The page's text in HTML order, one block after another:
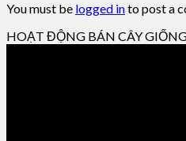
You must be logged into post a
HOẠT ĐỘNG BÁN CÂY